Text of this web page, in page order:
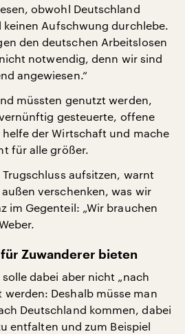
obwohl Deutschland
keinen Aufschwung durchlebe.
den deutschen Arbeitslosen
notwendig, denn wir sind
angewiesen.“
müssten genutzt werden,
gesteuerte, offene
der Wirtschaft und mache
für alle größer.
aufsitzen, warnt
verschenken, was wir
im Gegenteil: „Wir brauchen
Zuwanderer bieten
dabei aber nicht „nach
werden: Deshalb müsse man
Deutschland kommen, dabei
entfalten und zum Beispiel